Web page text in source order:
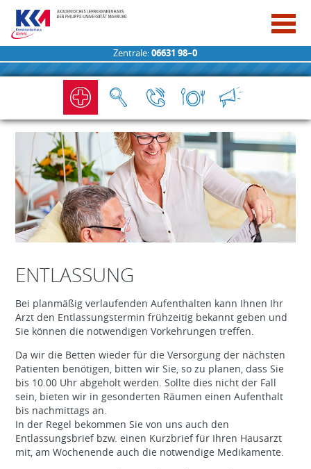
Zentrale:06631 98–0
ENTLASSUNG
Bei planmäßig verlaufenden Aufenthalten kann Ihnen Ihr
Arzt den Entlassungstermin frühzeitig bekannt geben und
Sie können die notwendigen Vorkehrungen treffen.
Da wir die Betten wieder für die Versorgung der nächsten
Patienten benötigen, bitten wir Sie, so zu planen, dass Sie
bis 10.00 Uhr abgeholt werden. Sollte dies nicht der Fall
sein, bieten wir in gesonderten Räumen einen Aufenthalt
bis nachmittags an.
In der Regel bekommen Sie von uns auch den
Entlassungsbrief bzw. einen Kurzbrief für Ihren Hausarzt
mit, am Wochenende auch die notwendige Medikamente.